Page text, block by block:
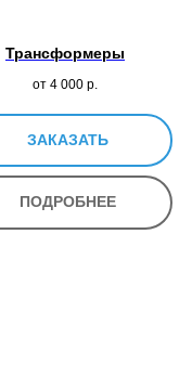
Трансформеры
от 4 000 р.
ЗАКАЗАТЬ
ПОДРОБНЕЕ